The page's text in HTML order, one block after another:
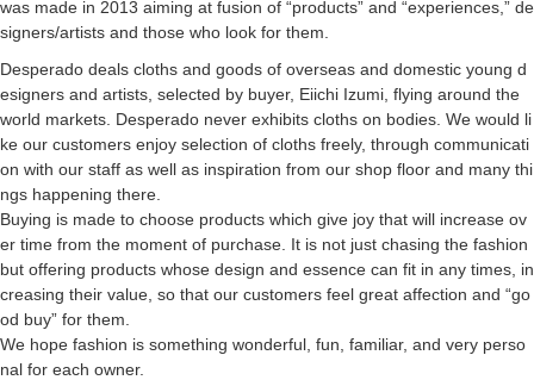
was made in 2013 aiming at fusion of “products” and “experiences,” de
signers/artists and those who look for them.
Desperado deals cloths and goods of overseas and domestic young d
esigners and artists, selected by buyer, Eiichi Izumi, flying around the
world markets. Desperado never exhibits cloths on bodies. We would li
ke our customers enjoy selection of cloths freely, through communicati
on with our staff as well as inspiration from our shop floor and many thi
ngs happening there.
Buying is made to choose products which give joy that will increase ov
er time from the moment of purchase. It is not just chasing the fashion
but offering products whose design and essence can fit in any times, in
creasing their value, so that our customers feel great affection and “go
od buy” for them.
We hope fashion is something wonderful, fun, familiar, and very perso
nal for each owner.